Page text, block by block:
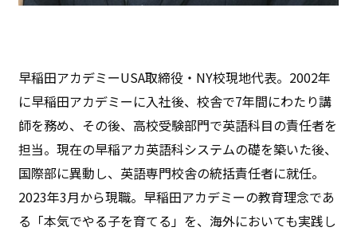
早稲田アカデミーUSA取締役・NY校現地代表。2002年
に早稲田アカデミーに入社後、校舎で7年間にわたり講
師を務め、その後、高校受験部門で英語科目の責任者を
担当。現在の早稲アカ英語科システムの礎を築いた後、
国際部に異動し、英語専門校舎の統括責任者に就任。
2023年3月から現職。早稲田アカデミーの教育理念であ
る「本気でやる子を育てる」を、海外においても実践し